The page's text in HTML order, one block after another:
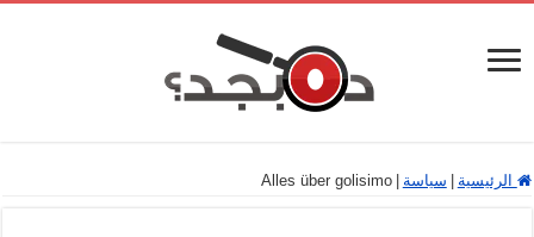
الرئيسية سياسة Alles über golisimo